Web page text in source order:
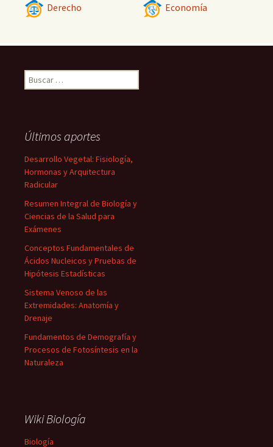
Derecho Economía
Buscar:
Últimos aportes
Desarrollo Vegetal: Fisiología,
Hormonas y Arquitectura
Radicular
Resumen Integral de Biología y
Ciencias de la Salud para
Exámenes
Conceptos Fundamentales de
Ácidos Nucleicos y Pruebas de
Hipótesis Estadísticas
Sistema Venoso de las
Extremidades: Anatomía y
Drenaje
Fundamentos de Demografía y
Procesos de Fotosíntesis en la
Naturaleza
Wiki Biología
Biología